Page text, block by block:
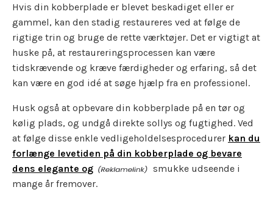
Hvis din kobberplade er blevet beskadiget eller er
gammel, kan den stadig restaureres ved at følge de
rigtige trin og bruge de rette værktøjer. Det er vigtigt at
huske på, at restaureringsprocessen kan være
tidskrævende og kræve færdigheder og erfaring, så det
kan være en god idé at søge hjælp fra en professionel.
Husk også at opbevare din kobberplade på en tør og
kølig plads, og undgå direkte sollys og fugtighed. Ved
at følge disse enkle vedligeholdelsesprocedurer kan du
forlænge levetiden på din kobberplade og bevare
dens elegante og
smukke udseende i
mange år fremover.